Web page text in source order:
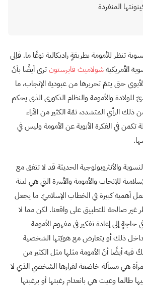
المنفردة
تنظر للأمومة بطريقةٍ راديكالية نوعًا ما. فإلى
الأمريكيةشولاميث فايرستونترى أيضًا بأنّ
حتى يتمّ تحريرها من عبودية الإنجاب، ما
والأمومة والنظام الذكوري الذي يحكم
الرأي المتشدد، ثمّة الكثير من الآراء
تكمن في الفكرة الأبوية عن الأمومة وليس في
والأنثروبولوجية الحديثة قد لا تتفق مع
للإنجاب والأمومة والأسرة التي هي لبنة
أهمية كبيرة في الخطاب الإسلاميّ. ما يجعل
غير صالحة للتطبيق على واقعنا. لكن مما لا
إلى إعادة تفكير في مفهوم الأمومة
ذلك أو يتعارض مع هويّتها الشخصية
فيه أيضًا أنّ الأمومة مثلها مثل الكثير من
هي مسألة خاضعة لقرارها الشخصي الذي لا
طالما وعيت هي بانعدام رغبتها أو برغبتها